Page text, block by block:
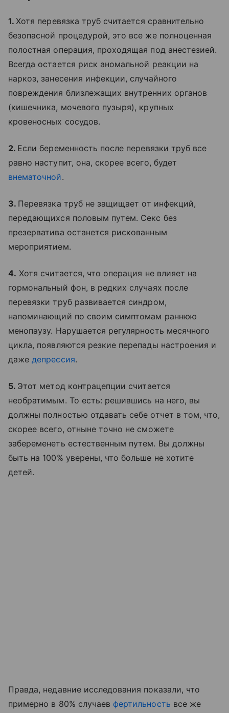
1.Хотя перевязка труб считается сравнительно
безопасной процедурой, это все же полноценная
полостная операция, проходящая под анестезией.
Всегда остается риск аномальной реакции на
наркоз, занесения инфекции, случайного
повреждения близлежащих внутренних органов
(кишечника, мочевого пузыря), крупных
кровеносных сосудов.
2. Если беременность после перевязки труб все
равно наступит, она, скорее всего, будет
внематочной.
3. Перевязка труб не защищает от инфекций,
передающихся половым путем. Секс без
презерватива останется рискованным
мероприятием.
4. Хотя считается, что операция не влияет на
гормональный фон, в редких случаях после
перевязки труб развивается синдром,
напоминающий по своим симптомам раннюю
менопаузу. Нарушается регулярность месячного
цикла, появляются резкие перепады настроения и
дажедепрессия.
5. Этот метод контрацепции считается
необратимым. То есть: решившись на него, вы
должны полностью отдавать себе отчет в том, что,
скорее всего, отныне точно не сможете
забеременеть естественным путем. Вы должны
быть на 100% уверены, что больше не хотите
детей.
Правда, недавние исследования показали, что
примерно в 80% случаев фертильность все же